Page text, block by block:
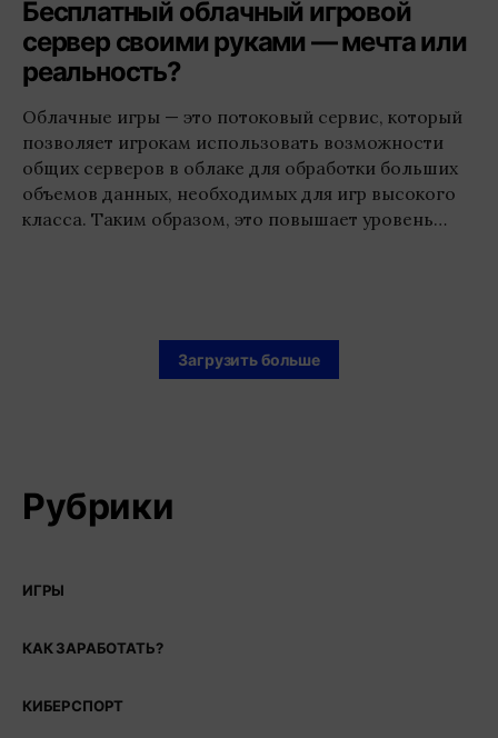
Бесплатный облачный игровой
сервер своими руками — мечта или
реальность?
Облачные игры — это потоковый сервис, который
позволяет игрокам использовать возможности
общих серверов в облаке для обработки больших
объемов данных, необходимых для игр высокого
класса. Таким образом, это повышает уровень…
Загрузить больше
Рубрики
ИГРЫ
КАК ЗАРАБОТАТЬ?
КИБЕРСПОРТ